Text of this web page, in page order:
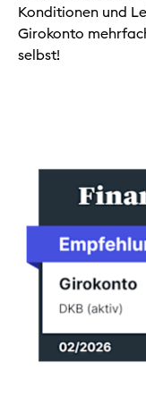
Konditionen und
Girokonto
selbst!